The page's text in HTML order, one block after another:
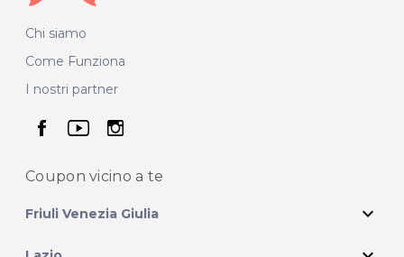
Chi siamo
Come Funziona
I nostri partner
seguici su facebook
seguici su youtube
seguici su instagram
Coupon vicino a te
Friuli Venezia Giulia expand_more